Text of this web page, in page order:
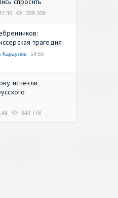
11:30 359 308
трагедия
Караулов
14:50
исчезли
343 778